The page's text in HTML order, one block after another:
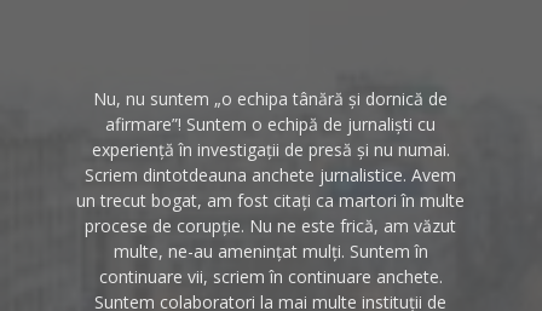
Nu, nu suntem „o echipa tânără și dornică de
afirmare”! Suntem o echipă de jurnaliști cu
experiență în investigații de presă și nu numai.
Scriem dintotdeauna anchete jurnalistice. Avem
un trecut bogat, am fost citați ca martori în multe
procese de corupție. Nu ne este frică, am văzut
multe, ne-au amenințat mulți. Suntem în
continuare vii, scriem în continuare anchete.
Suntem colaboratori la mai multe instituții de